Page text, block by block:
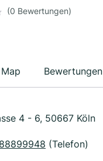
(0 Bewertungen)
Map Bewertungen
4 - 6, 50667 Köln
(Telefon)